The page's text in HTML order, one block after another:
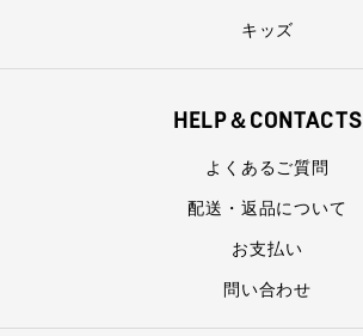
キッズ
HELP＆CONTACTS
よくあるご質問
配送・返品について
お支払い
問い合わせ